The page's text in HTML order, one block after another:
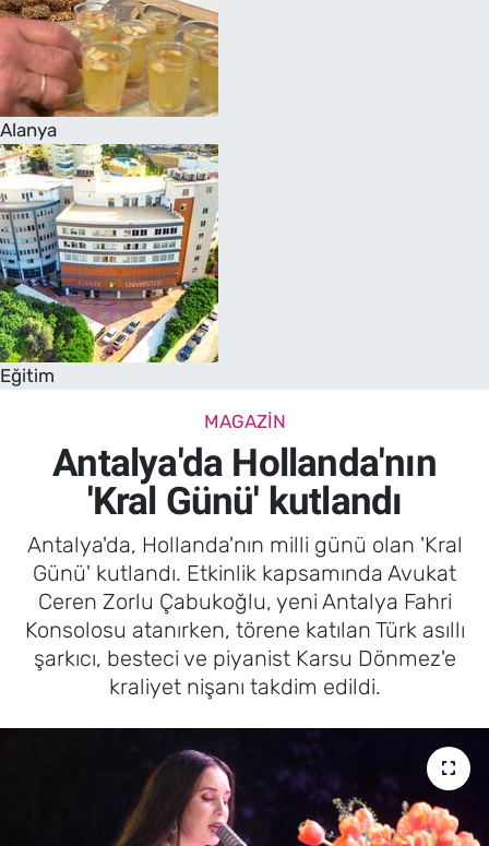
Alanya
Eğitim
MAGAZIN
Antalya'da Hollanda'nın
'Kral Günü' kutlandı
Antalya'da, Hollanda'nın milli günü olan 'Kral
Günü' kutlandı. Etkinlik kapsamında Avukat
Ceren Zorlu Çabukoğlu, yeni Antalya Fahri
Konsolosu atanırken, törene katılan Türk asıllı
şarkıcı, besteci ve piyanist Karsu Dönmez'e
kraliyet nişanı takdim edildi.